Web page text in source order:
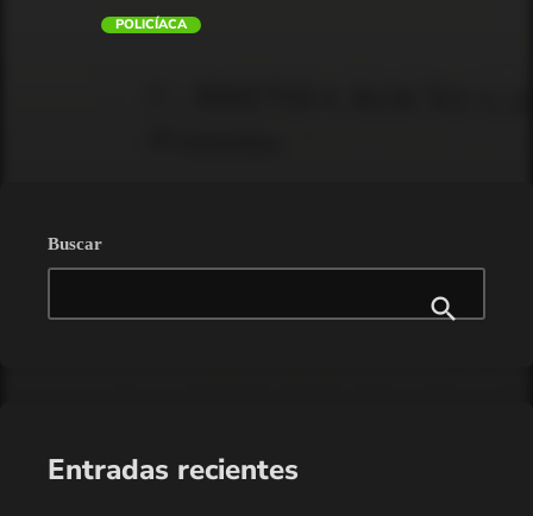
POLICÍACA
Buscar
Entradas recientes